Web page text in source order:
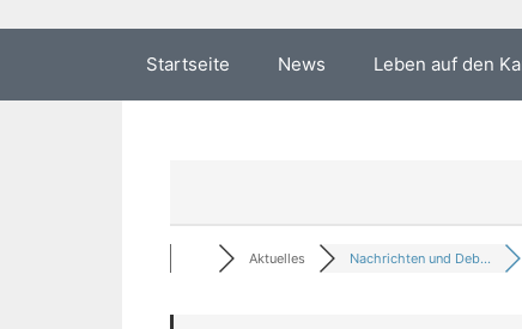
Startseite News Leben auf den
Aktuelles Nachrichten und Deb...